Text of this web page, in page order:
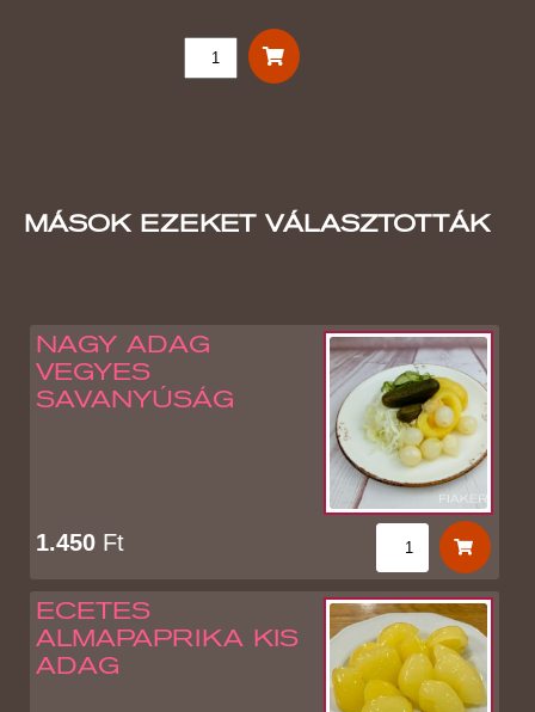
MÁSOK EZEKET VÁLASZTOTTÁK
NAGY ADAG
VEGYES
SAVANYÚSÁG
1.450 Ft
ECETES
ALMAPAPRIKA KIS
ADAG